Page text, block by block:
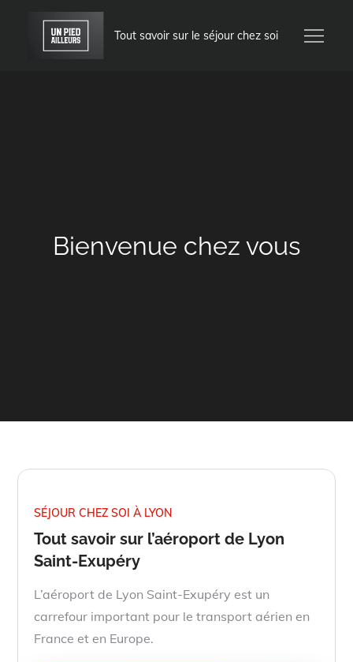
content
Tout savoir sur le séjour chez soi
Bienvenue chez vous
SÉJOUR CHEZ SOI À LYON
Tout savoir sur l’aéroport de Lyon
Saint-Exupéry
L’aéroport de Lyon Saint-Exupéry est un
carrefour important pour le transport aérien en
France et en Europe.